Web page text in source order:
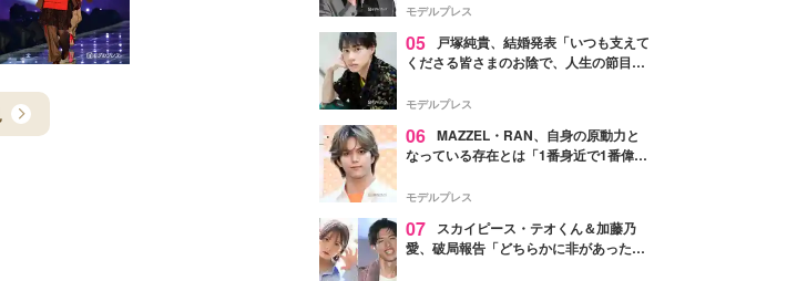
モデルプレス
05
戸塚純貴、結婚発表「いつも支えて
くださる皆さまのお陰で、人生の節目を
す」【全文】
モデルプレス
06 MAZZEL・RAN、自身の原動力と
なっている存在とは「1番身近で1番偉大
モデルプレス
07
スカイピース・テオくん＆加藤乃
愛、破局報告「どちらかに非があったわ